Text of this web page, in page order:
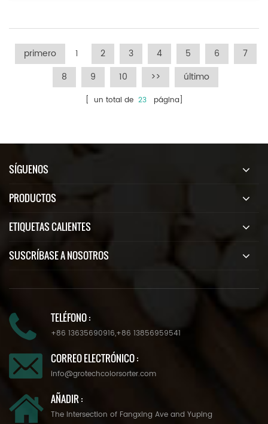
primero 1 2 3 4 5 6
7
8
9 10 >> último
[ un total de 23página]
SÍGUENOS
PRODUCTOS
ETIQUETAS CALIENTES
SUSCRÍBASE A NOSOTROS
TELÉFONO :
+86 13635690916,+86 13856959541
CORREO ELECTRÓNICO :
info@grotechcolorsorter.com
AÑADIR :
The Intersection of Fangxing Ave and Yuping